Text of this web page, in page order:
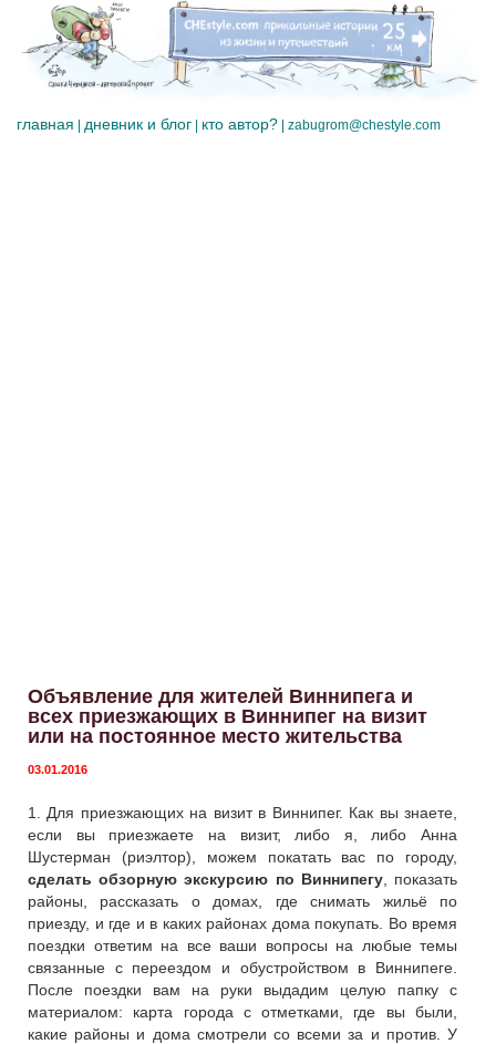
главная | дневник и блог | кто автор? | zabugrom@chestyle.com
Объявление для жителей Виннипега и
всех приезжающих в Виннипег на визит
или на постоянное место жительства
03.01.2016
1. Для приезжающих на визит в Виннипег. Как вы знаете,
если вы приезжаете на визит, либо я, либо Анна
Шустерман (риэлтор), можем покатать вас по городу,
сделать обзорную экскурсию по Виннипегу, показать
районы, рассказать о домах, где снимать жильё по
приезду, и где и в каких районах дома покупать. Во время
поездки ответим на все ваши вопросы на любые темы
связанные с переездом и обустройством в Виннипеге.
После поездки вам на руки выдадим целую папку с
материалом: карта города с отметками, где вы были,
какие районы и дома смотрели со всеми за и против. У